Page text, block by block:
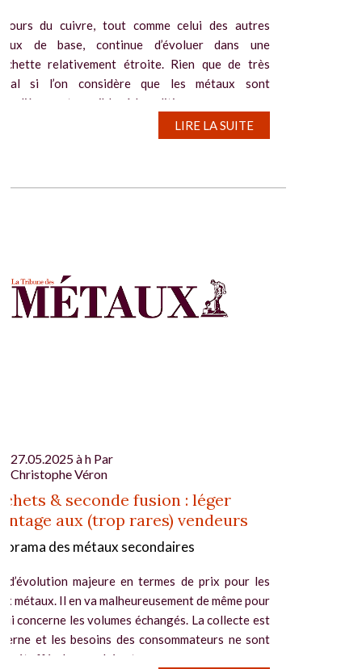
du cuivre, tout comme celui des autres
de base, continue d’évoluer dans une
relativement étroite. Rien que de très
si l’on considère que les métaux sont
sensibles à la politique...
LIRE LA SUITE
27.05.2025 à h Par
Christophe Véron
& seconde fusion : léger
aux (trop rares) vendeurs
des métaux secondaires
d’évolution majeure en termes de prix pour les
métaux. Il en va malheureusement de même pour
concerne les volumes échangés. La collecte est
et les besoins des consommateurs ne sont
étoffés. Le marché est...